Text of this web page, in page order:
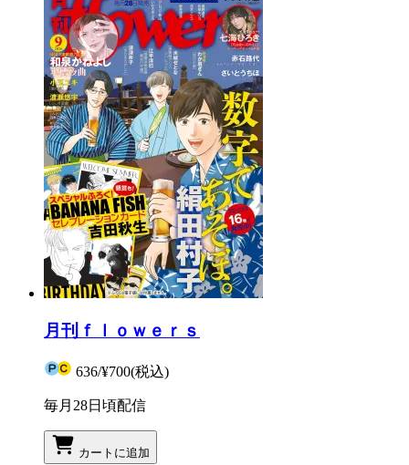
月刊ｆｌｏｗｅｒｓ
636/¥700(税込)
毎月28日頃配信
カートに追加